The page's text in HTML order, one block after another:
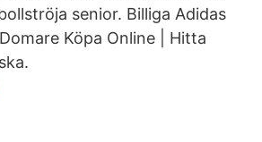
senior. Billiga Adidas
Köpa Online | Hitta